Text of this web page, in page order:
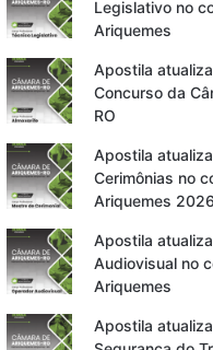
Legislativo no
Ariquemes
Apostila
Concurso da
RO
Apostila
Cerimônias no
Ariquemes 2026
Apostila
Audiovisual no
Ariquemes
Apostila